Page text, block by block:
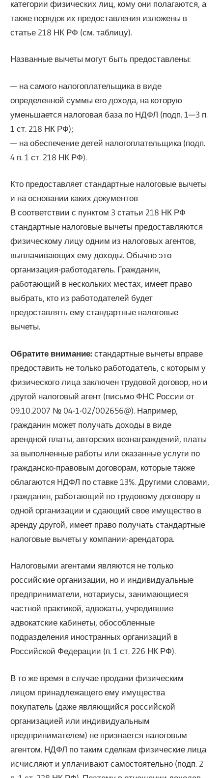
категории физических лиц, кому они полагаются, а
также порядок их предоставления изложены в
статье 218 НК РФ (см. таблицу).
Названные вычеты могут быть предоставлены:
— на самого налогоплательщика в виде
определенной суммы его дохода, на которую
уменьшается налоговая база по НДФЛ (подп. 1—3 п.
1 ст. 218 НК РФ);
— на обеспечение детей налогоплательщика (подп.
4 п. 1 ст. 218 НК РФ).
Кто предоставляет стандартные налоговые вычеты
и на основании каких документов
В соответствии с пунктом 3 статьи 218 НК РФ
стандартные налоговые вычеты предоставляются
физическому лицу одним из налоговых агентов,
выплачивающих ему доходы. Обычно это
организация-работодатель. Гражданин,
работающий в нескольких местах, имеет право
выбрать, кто из работодателей будет
предоставлять ему стандартные налоговые
вычеты.
Обратите внимание: стандартные вычеты вправе
предоставить не только работодатель, с которым у
физического лица заключен трудовой договор, но и
другой налоговый агент (письмо ФНС России от
09.10.2007 № 04-1-02/002656@). Например,
гражданин может получать доходы в виде
арендной платы, авторских вознаграждений, платы
за выполненные работы или оказанные услуги по
гражданско-правовым договорам, которые также
облагаются НДФЛ по ставке 13%. Другими словами,
гражданин, работающий по трудовому договору в
одной организации и сдающий свое имущество в
аренду другой, имеет право получать стандартные
налоговые вычеты у компании-арендатора.
Налоговыми агентами являются не только
российские организации, но и индивидуальные
предприниматели, нотариусы, занимающиеся
частной практикой, адвокаты, учредившие
адвокатские кабинеты, обособленные
подразделения иностранных организаций в
Российской Федерации (п. 1 ст. 226 НК РФ).
В то же время в случае продажи физическим
лицом принадлежащего ему имущества
покупатель (даже являющийся российской
организацией или индивидуальным
предпринимателем) не признается налоговым
агентом. НДФЛ по таким сделкам физические лица
исчисляют и уплачивают самостоятельно (подп. 2